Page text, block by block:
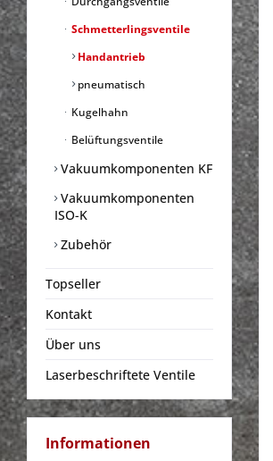
Schmetterlingsventile
Handantrieb
pneumatisch
Kugelhahn
Belüftungsventile
Vakuumkomponenten KF
Vakuumkomponenten
ISO-K
Zubehör
Topseller
Kontakt
Über uns
Laserbeschriftete Ventile
Informationen